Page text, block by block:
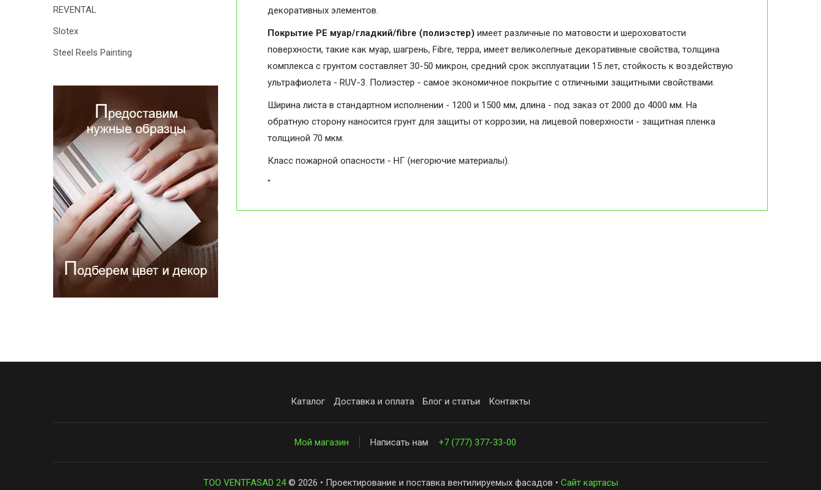
декоративных элементов.
Покрытие PE муар/гладкий/fibre (полиэстер) имеет различные по матовости и шероховатости
поверхности, такие как муар, шагрень, Fibrе, терра, имеет великолепные декоративные свойства, толщина
комплекса с грунтом составляет 30-50 микрон, средний срок эксплуатации 15 лет, стойкость к воздействую
ультрафиолета - RUV-3. Полиэстер - самое экономичное покрытие с отличными защитными свойствами.
Ширина листа в стандартном исполнении - 1200 и 1500 мм, длина - под заказ от 2000 до 4000 мм. На
обратную сторону наносится грунт для защиты от коррозии, на лицевой поверхности - защитная пленка
толщиной 70 мкм.
Класс пожарной опасности - НГ (негорючие материалы).
"
REVENTAL
Slotex
Steel Reels Painting
Каталог Доставка и оплата Блог и статьи Контакты
Мой магазин Написать нам +7 (777) 377-33-00
ТОО VENTFASAD 24© 2026 • Проектирование и поставка вентилируемых фасадов • Сайт картасы